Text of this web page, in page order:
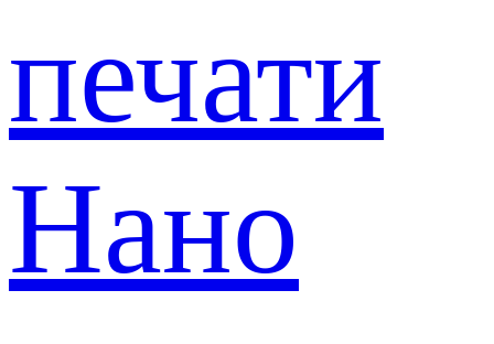
печати
Нано